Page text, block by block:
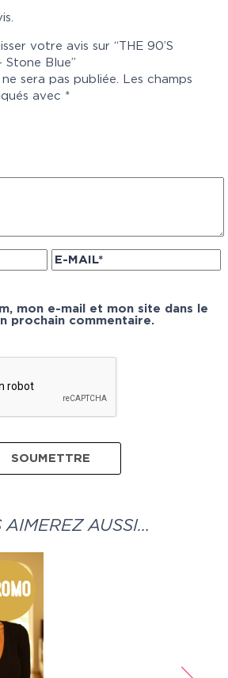
votre avis sur “THE 90’S
Stone Blue”
sera pas publiée. Les champs
avec *
mon e-mail et mon site dans le
prochain commentaire.
AIMEREZ AUSSI…